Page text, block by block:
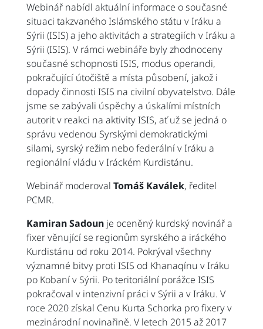
Webinář nabídl aktuální informace o současné
situaci takzvaného Islámského státu v Iráku a
Sýrii (ISIS) a jeho aktivitách a strategiích v Iráku a
Sýrii (ISIS). V rámci webináře byly zhodnoceny
současné schopnosti ISIS, modus operandi,
pokračující útočiště a místa působení, jakož i
dopady činnosti ISIS na civilní obyvatelstvo. Dále
jsme se zabývali úspěchy a úskalími místních
autorit v reakci na aktivity ISIS, ať už se jedná o
správu vedenou Syrskými demokratickými
silami, syrský režim nebo federální v Iráku a
regionální vládu v Iráckém Kurdistánu.
Webinář moderoval Tomáš Kaválek, ředitel
PCMR.
Kamiran Sadounje oceněný kurdský novinář a
fixer věnující se regionům syrského a iráckého
Kurdistánu od roku 2014. Pokrýval všechny
významné bitvy proti ISIS od Khanaqínu v Iráku
po Kobaní v Sýrii. Po teritoriální porážce ISIS
pokračoval v intenzivní práci v Sýrii a v Iráku. V
roce 2020 získal Cenu Kurta Schorka pro fixery v
mezinárodní novinařině. V letech 2015 až 2017